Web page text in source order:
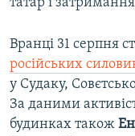
татар і затримання
Вранці 31 серпня
російських
у Судаку,
За даними
будинках також